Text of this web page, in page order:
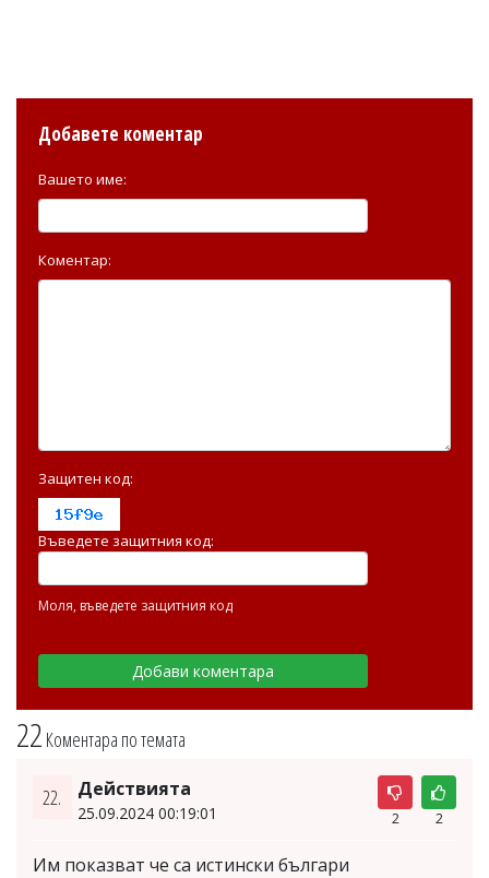
22 Коментара по темата
22. Действията
25.09.2024 00:19:01 2 2
Им показват че са истински българи
Добавете коментар
Вашето име:
Коментар:
Защитен код:
Въведете защитния код:
Моля, въведете защитния код